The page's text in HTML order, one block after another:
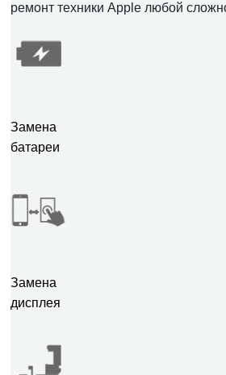
ремонт техники Apple любой
Замена
батареи
Замена
дисплея